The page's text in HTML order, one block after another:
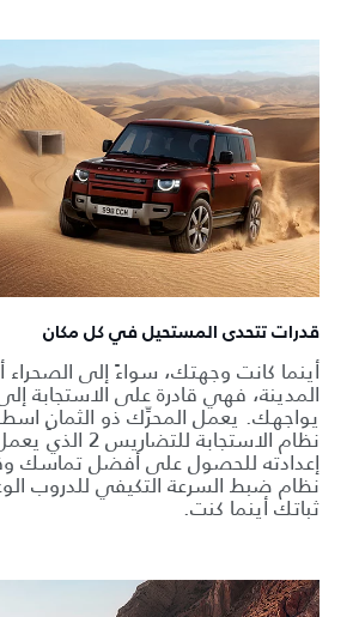
قدرات تتحدى المستحيل في كل مكان
أينما كانت وجهتك، سواءً إلى الصحراء
المدينة، فهي قادرة على الاستجابة
يواجهك. يعمل المحرِّك ذو الثمانِ
نظام الاستجابة
إعدادته للحصول على أفضل تماسك
نظام ضبط السرعة التكيفي للدروب
ثباتك أينما كنت.